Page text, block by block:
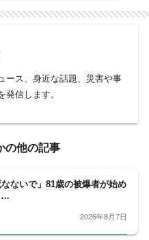
ース、身近な話題、災害や事
発信します。
の他の記事
なないで」81歳の被爆者が始め
…
2026年8月7日